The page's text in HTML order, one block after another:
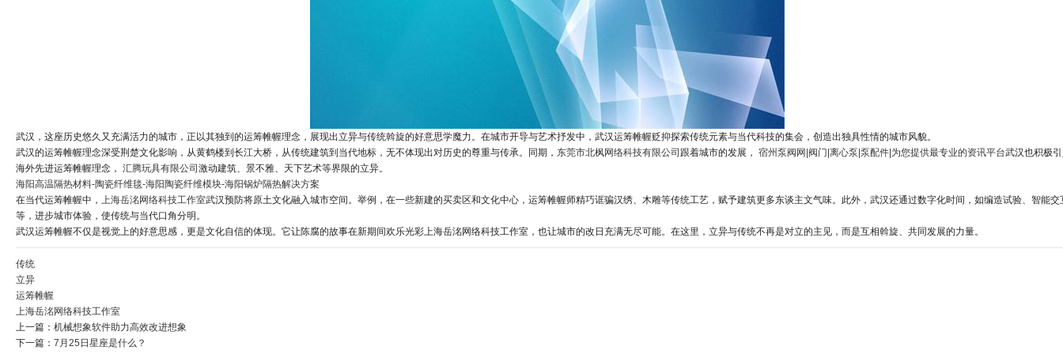
武汉，这座历史悠久又充满活力的城市，正以其独到的运筹帷幄理念，展现出立异与传统斡旋的好意思学魔力。在城市开导与艺术抒发中，武汉运筹帷幄贬抑探索传统元素与当代科技的集会，创造出独具性情的城市风貌。
武汉的运筹帷幄理念深受荆楚文化影响，从黄鹤楼到长江大桥，从传统建筑到当代地标，无不体现出对历史的尊重与传承。同期， 东莞市北枫网络科技有限公司 跟着城市的发展， 宿州泵阀网|阀门|离心泵|泵配件|为您提供最专业的资讯平台武汉也积极
海外先进运筹帷幄理念， 汇腾玩具有限公司 激动建筑、景不雅、天下艺术等界限的立异。
海阳高温隔热材料-陶瓷纤维毯-海阳陶瓷纤维模块-海阳锅炉隔热解决方案
在当代运筹帷幄中， 上海岳洺网络科技工作室武汉预防将原土文化融入城市空间。举例，在一些新建的买卖区和文化中心，运筹帷幄师精巧诓骗汉绣、木雕等传统工艺，赋予建筑更多东谈主文气味。此外，武汉还通过数字化时间，如编造试验、智能交
等，进步城市体验，使传统与当代口角分明。
武汉运筹帷幄不仅是视觉上的好意思感，更是文化自信的体现。它让陈腐的故事在新期间欢乐光彩上海岳洺网络科技工作室，也让城市的改日充满无尽可能。在这里，立异与传统不再是对立的主见，而是互相斡旋、共同发展的力量。
传统
立异
运筹帷幄
上海岳洺网络科技工作室
上一篇： 机械想象软件助力高效改进想象
下一篇： 7月25日星座是什么？